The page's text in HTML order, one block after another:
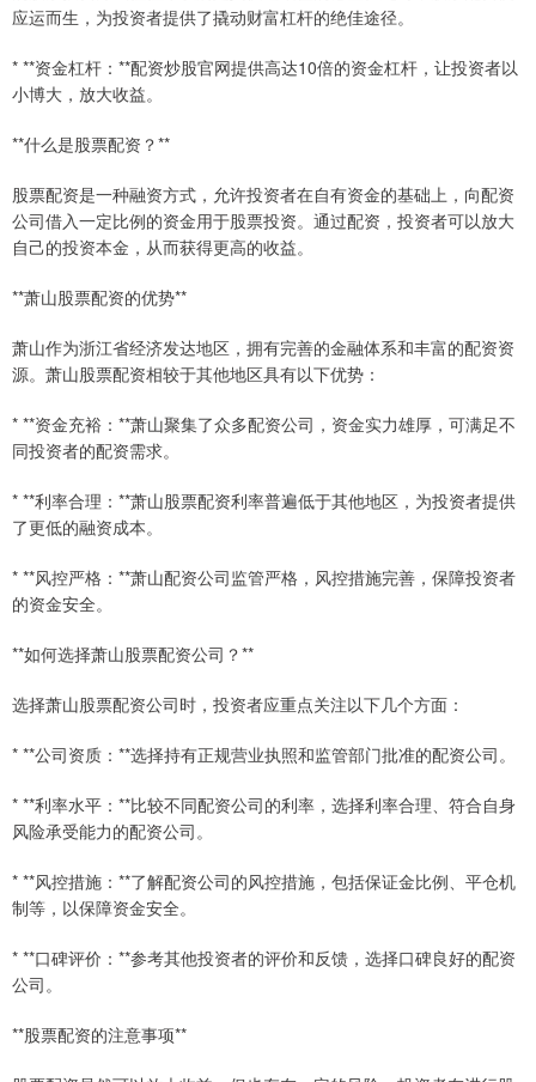
应运而生，为投资者提供了撬动财富杠杆的绝佳途径。
* **资金杠杆：**配资炒股官网提供高达10倍的资金杠杆，让投资者以
小博大，放大收益。
**什么是股票配资？**
股票配资是一种融资方式，允许投资者在自有资金的基础上，向配资
公司借入一定比例的资金用于股票投资。通过配资，投资者可以放大
自己的投资本金，从而获得更高的收益。
**萧山股票配资的优势**
萧山作为浙江省经济发达地区，拥有完善的金融体系和丰富的配资资
源。萧山股票配资相较于其他地区具有以下优势：
* **资金充裕：**萧山聚集了众多配资公司，资金实力雄厚，可满足不
同投资者的配资需求。
* **利率合理：**萧山股票配资利率普遍低于其他地区，为投资者提供
了更低的融资成本。
* **风控严格：**萧山配资公司监管严格，风控措施完善，保障投资者
的资金安全。
**如何选择萧山股票配资公司？**
选择萧山股票配资公司时，投资者应重点关注以下几个方面：
* **公司资质：**选择持有正规营业执照和监管部门批准的配资公司。
* **利率水平：**比较不同配资公司的利率，选择利率合理、符合自身
风险承受能力的配资公司。
* **风控措施：**了解配资公司的风控措施，包括保证金比例、平仓机
制等，以保障资金安全。
* **口碑评价：**参考其他投资者的评价和反馈，选择口碑良好的配资
公司。
**股票配资的注意事项**